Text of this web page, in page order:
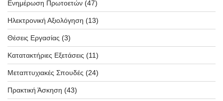
Ενημέρωση Πρωτοετών (47)
Ηλεκτρονική Αξιολόγηση (13)
Θέσεις Εργασίας (3)
Κατατακτήριες Εξετάσεις (11)
Μεταπτυχιακές Σπουδές (24)
Πρακτική Άσκηση (43)